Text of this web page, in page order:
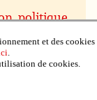
politique,
et
romans
et des cookies
.
de cookies.